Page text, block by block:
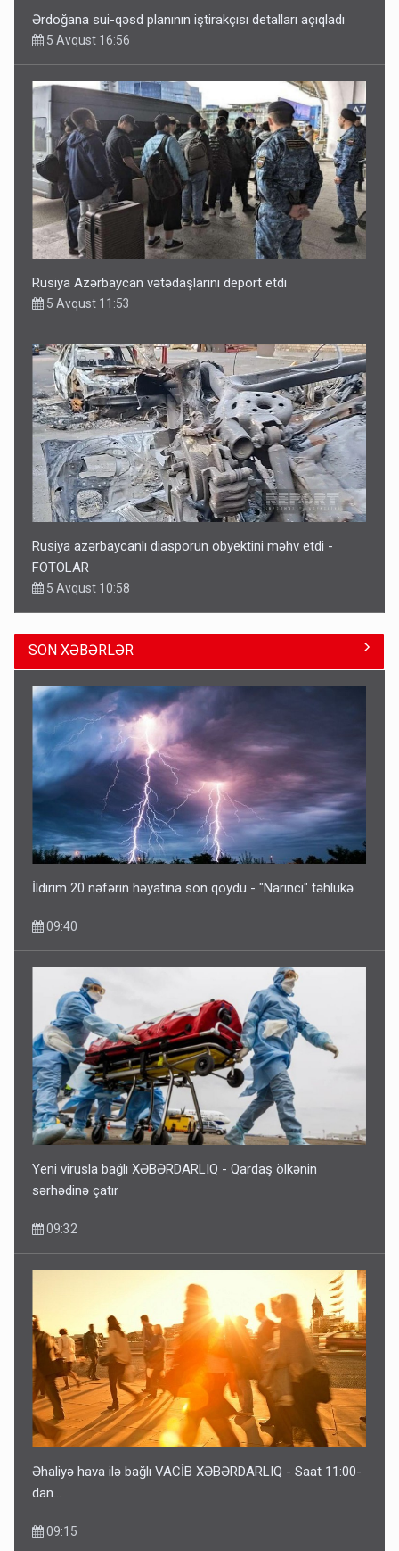
Ərdoğana sui-qəsd planının iştirakçısı detalları açıqladı
5 Avqust 16:56
Rusiya Azərbaycan vətədaşlarını deport etdi
5 Avqust 11:53
Rusiya azərbaycanlı diasporun obyektini məhv etdi -
FOTOLAR
5 Avqust 10:58
Əhaliyə hava ilə bağlı VACİB XƏBƏRDARLIQ - Saat 11:00-
dan…
ŞOK! David Seliverstov ölkədən qaçdı
6 Avqust 14:14
Bu ölkələrə şəxsiyyət vəsiqəsi ilə gedə biləcəksiniz -
SİYAHI
6 Avqust 10:53
SON XƏBƏRLƏR
İldırım 20 nəfərin həyatına son qoydu - "Narıncı" təhlükə
09:40
Yeni virusla bağlı XƏBƏRDARLIQ - Qardaş ölkənin
sərhədinə çatır
09:32
Əhaliyə hava ilə bağlı VACİB XƏBƏRDARLIQ - Saat 11:00-
dan…
09:15